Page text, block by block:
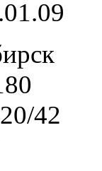
20/42